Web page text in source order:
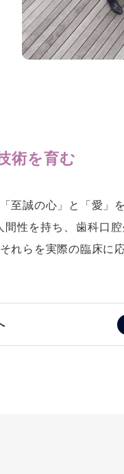
術を育む
至誠の心」と「愛」
間性を持ち、歯科口
れらを実際の臨床に